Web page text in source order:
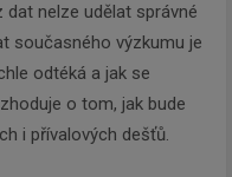
dat nelze udělat správné
současného výzkumu je
odtéká a jak se
o tom, jak bude
i přívalových dešťů.